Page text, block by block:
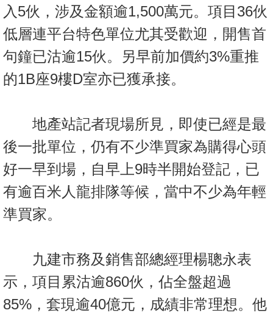
產
客
地
產
數
公
佈
置
關
入5伙，涉及金額逾1,500萬元。項目36伙
低層連平台特色單位尤其受歡迎，開售首
句鐘已沽逾15伙。另早前加價約3%重推
的1B座9樓D室亦已獲承接。
地產站記者現場所見，即使已經是最
後一批單位，仍有不少準買家為購得心頭
好一早到場，自早上9時半開始登記，已
有逾百米人龍排隊等候，當中不少為年輕
準買家。
九建市務及銷售部總經理楊聰永表
示，項目累沽逾860伙，佔全盤超過
85%，套現逾40億元，成績非常理想。他